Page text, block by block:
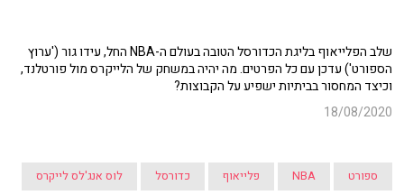
שלב הפלייאוף בליגת הכדורסל הטובה בעולם ה-NBA החל, עידו גור ('ערוץ
הספורט') עדכן עם כל הפרטים. מה יהיה במשחק של הלייקרס מול פורטלנד,
וכיצד המחסור בביתיות ישפיע על הקבוצות?
18/08/2020
ספורט NBA פלייאוף כדורסל לוס אנג'לס לייקרס